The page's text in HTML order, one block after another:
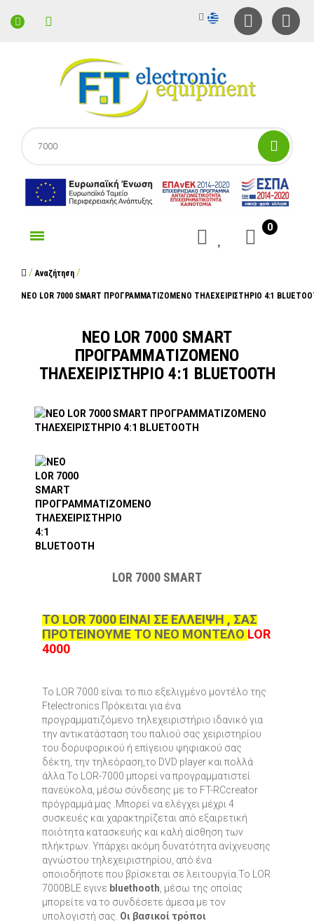
0
Αναζήτηση
NEO LOR 7000 SMART ΠΡΟΓΡΑΜΜΑΤΙΖΟΜΕΝΟ ΤΗΛΕΧΕΙΡΙΣΤΗΡΙΟ 4:1
NEO LOR 7000 SMART
ΠΡΟΓΡΑΜΜΑΤΙΖΟΜΕΝΟ
ΤΗΛΕΧΕΙΡΙΣΤΗΡΙΟ 4:1 BLUETOOTH
LOR 7000 SMART
ΤΟ LOR 7000 ΕΙΝΑΙ ΣΕ ΕΛΛΕΙΨΗ , ΣΑΣ
ΠΡΟΤΕΙΝΟΥΜΕ ΤΟ ΝΕΟ ΜΟΝΤΕΛΟLOR
4000
To LOR 7000 είναι το πιο εξελιγμένο μοντέλο της
Ftelectronics.Πρόκειται για ένα
προγραμματιζόμενο τηλεχειριστήριο ιδανικό για
την αντικατάσταση του παλιού σας χειριστηρίου
του δορυφορικού ή επίγειου ψηφιακού σας
δέκτη, την τηλεόραση,το DVD player και πολλά
άλλα.Το LOR-7000 μπορεί να προγραμματιστεί
πανεύκολα, μέσω σύνδεσης με το FT-RCcreator
πρόγραμμά μας .Μπορεί να ελέγχει μέχρι 4
συσκευές και χαρακτηρίζεται από εξαιρετική
ποιότητα κατασκευής και καλή αίσθηση των
πλήκτρων. Υπάρχει ακόμη δυνατότητα ανίχνευσης
αγνώστου τηλεχειριστηρίου, από ένα
οποιοδήποτε που βρίσκεται σε λειτουργία.Το LOR
7000BLE εγινε bluethooth, μέσω της οποίας
μπορείτε να το συνδέσετε άμεσα με τον
υπολογιστή σας. Οι βασικοί τρόποι